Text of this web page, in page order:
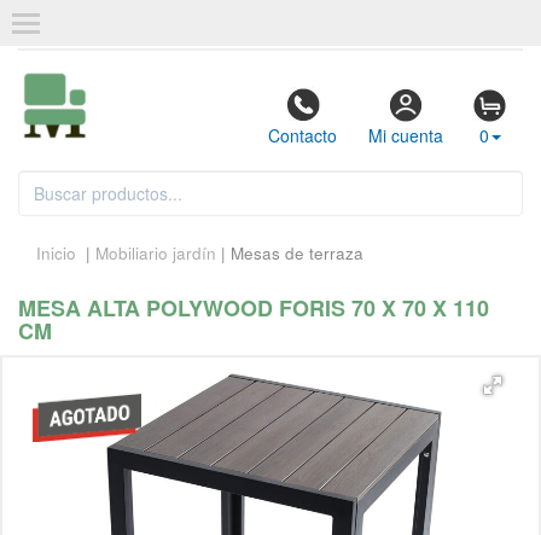
Contacto Mi cuenta 0
Inicio | Mobiliario jardín | Mesas de terraza
MESA ALTA POLYWOOD FORIS 70 X 70 X 110
CM